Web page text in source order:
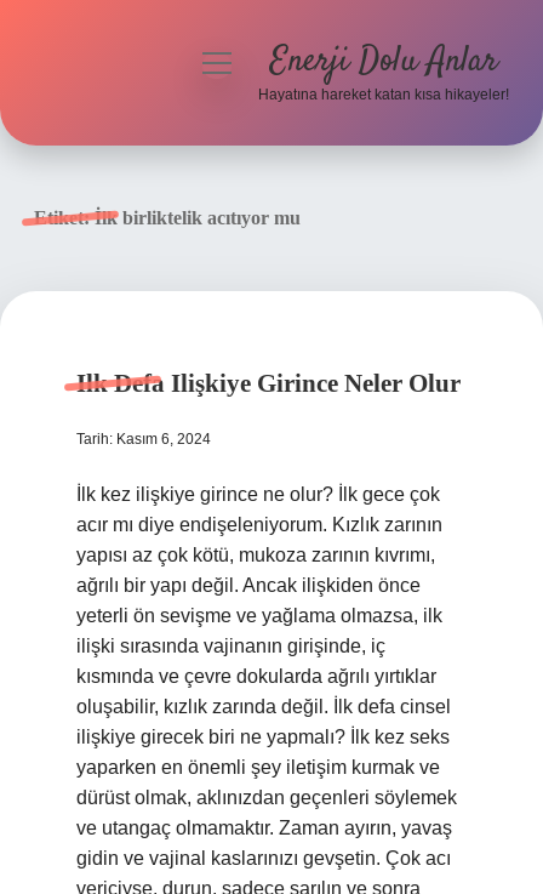
menüyüEnerji Dolu Anlar
Hayatına hareket katan kısa hikayeler!
Etiket:İlk birliktelik acıtıyor mu
Ilk Defa Ilişkiye Girince Neler Olur
Tarih: Kasım 6, 2024
İlk kez ilişkiye girince ne olur? İlk gece çok
acır mı diye endişeleniyorum. Kızlık zarının
yapısı az çok kötü, mukoza zarının kıvrımı,
ağrılı bir yapı değil. Ancak ilişkiden önce
yeterli ön sevişme ve yağlama olmazsa, ilk
ilişki sırasında vajinanın girişinde, iç
kısmında ve çevre dokularda ağrılı yırtıklar
oluşabilir, kızlık zarında değil. İlk defa cinsel
ilişkiye girecek biri ne yapmalı? İlk kez seks
yaparken en önemli şey iletişim kurmak ve
dürüst olmak, aklınızdan geçenleri söylemek
ve utangaç olmamaktır. Zaman ayırın, yavaş
gidin ve vajinal kaslarınızı gevşetin. Çok acı
vericiyse, durun, sadece sarılın ve sonra